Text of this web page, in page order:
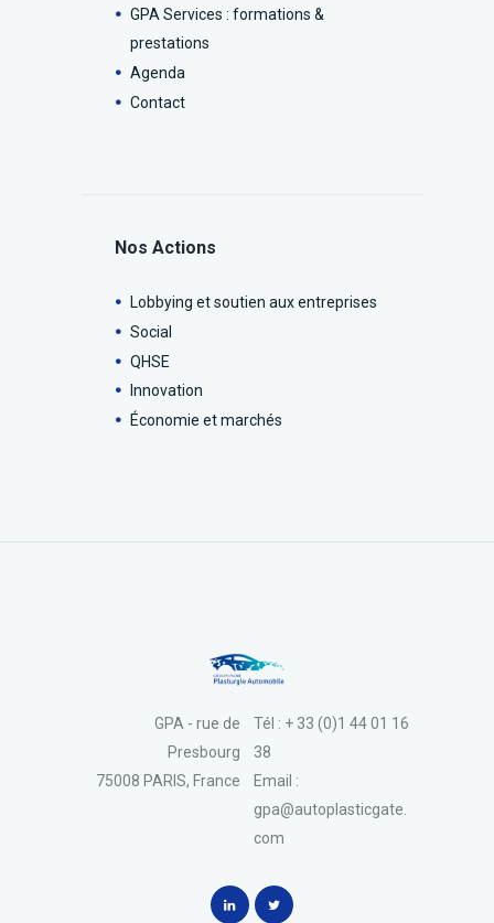
GPA Services : formations &
prestations
Agenda
Contact
Nos Actions
Lobbying et soutien aux entreprises
Social
QHSE
Innovation
Économie et marchés
Tél : + 33 (0)1 44 01 16
38
Email :
gpa@autoplasticgate.
com
GPA - rue de
Presbourg
75008 PARIS, France